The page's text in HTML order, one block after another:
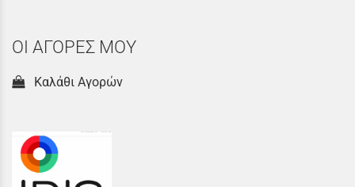
ΟΙ ΑΓΟΡΕΣ ΜΟΥ
Καλάθι Αγορών